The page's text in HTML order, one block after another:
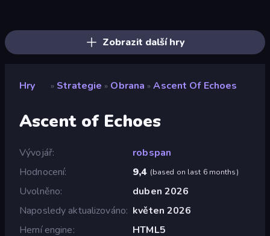
Zobrazit další hry
Hry » Strategie » Obrana » Ascent Of Echoes
Ascent of Echoes
Vývojář
robspan
Hodnocení
9,4 (based on last 6 months)
Uvolněno
duben 2026
Naposledy aktualizováno květen 2026
Herní engine
HTML5